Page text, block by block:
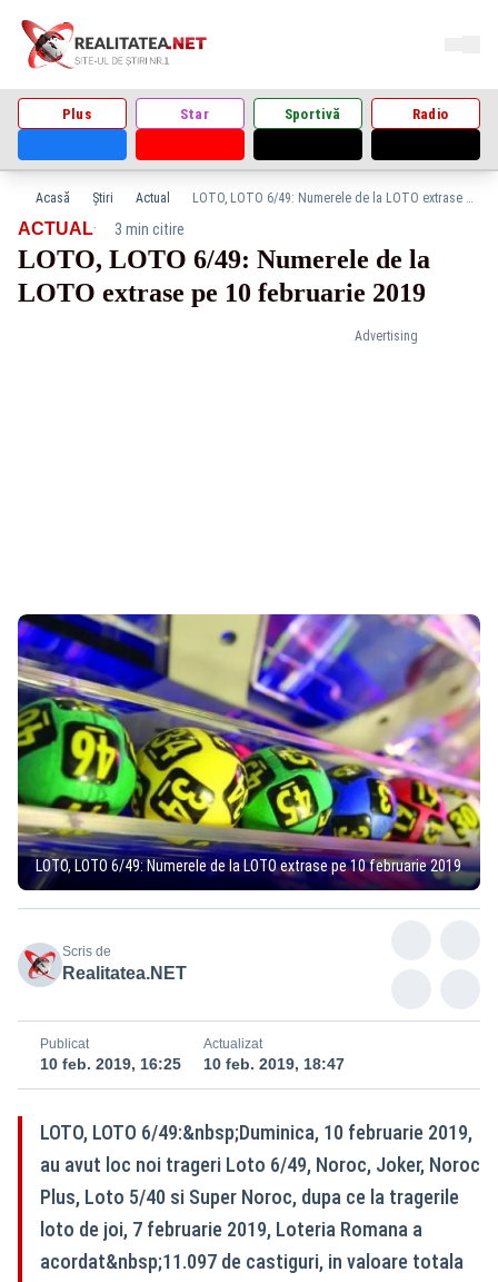
Plus Star Sportivă Radio
Acasă Știri Actual LOTO, LOTO 6/49: Numerele de la LOTO extrase pe 10 februarie 2019
Advertising
ACTUAL· 3 min citire
LOTO, LOTO 6/49: Numerele de la
LOTO extrase pe 10 februarie 2019
LOTO, LOTO 6/49: Numerele de la LOTO extrase pe 10 februarie 2019
Scris de
Realitatea.NET
Publicat
10 feb. 2019, 16:25
Actualizat
10 feb. 2019, 18:47
LOTO, LOTO 6/49:&nbsp;Duminica, 10 februarie 2019,
au avut loc noi trageri Loto 6/49, Noroc, Joker, Noroc
Plus, Loto 5/40 si Super Noroc, dupa ce la tragerile
loto de joi, 7 februarie 2019, Loteria Romana a
acordat&nbsp;11.097 de castiguri, in valoare totala